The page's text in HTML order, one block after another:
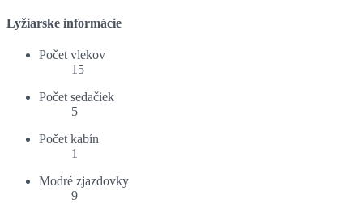
Lyžiarske informácie
Počet vlekov
15
Počet sedačiek
5
Počet kabín
1
Modré zjazdovky
9